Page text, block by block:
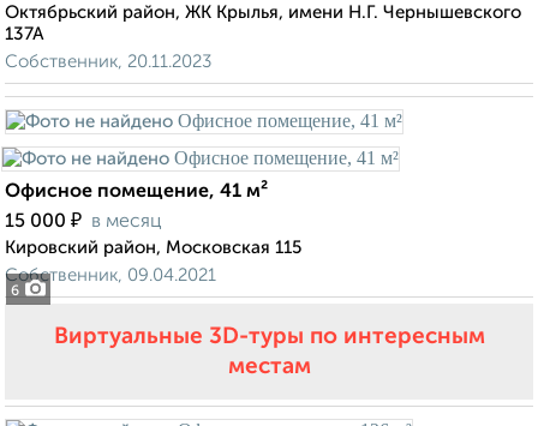
Октябрьский район, ЖК Крылья, имени Н.Г. Чернышевского
137А
Собственник, 20.11.2023
6
Офисное помещение, 41 м²
15 000 ₽ в месяц
Кировский район, Московская 115
Собственник, 09.04.2021
Виртуальные 3D-туры по интересным
местам